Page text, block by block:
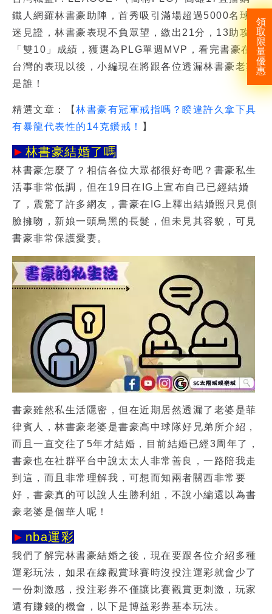
領
取
限
量
優
惠
鐵人網羅林書豪助陣，首秀吸引滿場超過5000名球
迷見證，林書豪表現不負眾望，繳出21分，13助攻
「雙10」成績，獲選為PLG單週MVP，看完書豪在
台灣的表現以後，小編現在將跟各位透漏林書豪老婆
是誰！
精選文章：【 林書豪有冠軍戒指嗎？睽違許久拿下具
有暴龍代表性的14克鑽戒！
】
► 林書豪結婚了嗎
林書豪怎麼了 ？相信各位大眾都很好奇吧？書豪私生
活事非常低調，但在19日在IG上宣布自己已經結婚
了，震驚了許多網友，書豪在IG上釋出結婚照只見側
臉擁吻，新娘一頭烏黑的長髮，但未見其容貌，可見
書豪非常保護愛妻。
書豪雖然私生活隱密，但在近期居然透漏了老婆是菲
律賓人， 林書豪老婆是書豪高中球隊好兄弟所介紹，
而且一直交往了5年才結婚，目前結婚已經3周年了，
書豪也在社群平台中說太太人非常善良，一路陪我走
到這，而且非常理解我，可想而知兩者關西非常要
好，書豪真的可以說人生勝利組，不說小編還以為書
豪老婆是個華人呢！
► nba運彩
我們了解完林書豪結婚之後，現在要跟各位介紹多種
運彩玩法，如果在線觀賞球賽時沒投注運彩就會少了
一份刺激感，投注彩券不僅讓比賽觀賞更刺激，玩家
還有賺錢的機會，以下是博益彩券基本玩法。